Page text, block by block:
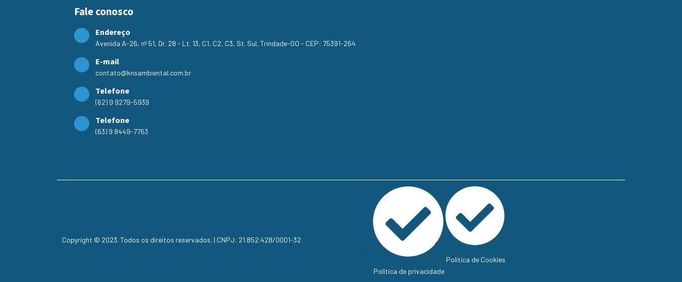
Fale conosco
Endereço
Avenida A-26, nº 51, Dr. 28 - Lt. 13, C1, C2, C3, St. Sul, Trindade-GO - CEP: 75391-264
E-mail
contato@knsambiental.com.br
Telefone
(62) 9 9279-5939
Telefone
(63) 9 8449-7763
Copyright © 2023. Todos os direitos reservados. | CNPJ: 21.852.428/0001-32
Política de privacidade
Política de Cookies